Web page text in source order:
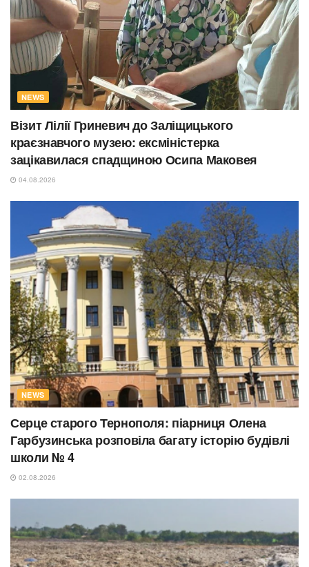
NEWS
Візит Лілії Гриневич до Заліщицького
краєзнавчого музею: ексміністерка
зацікавилася спадщиною Осипа Маковея
04.08.2026
NEWS
Серце старого Тернополя: піарниця Олена
Гарбузинська розповіла багату історію будівлі
школи № 4
02.08.2026